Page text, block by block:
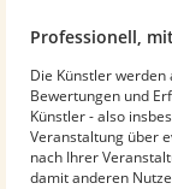
Professionell,
Die Künstler
Bewertungen und
Künstler - also
Veranstaltung über
nach Ihrer
damit anderen